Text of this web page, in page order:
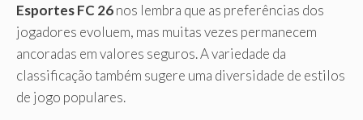
Esportes FC 26nos lembra que as preferências dos
jogadores evoluem, mas muitas vezes permanecem
ancoradas em valores seguros. A variedade da
classificação também sugere uma diversidade de estilos
de jogo populares.